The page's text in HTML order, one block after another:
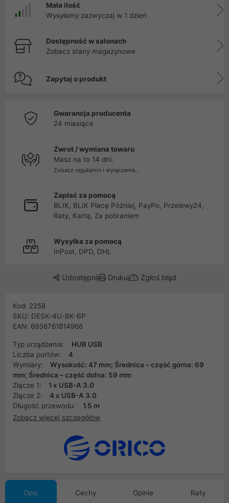
Mała ilość
Wysyłamy zazwyczaj w 1 dzień
Dostępność w salonach
Zobacz stany magazynowe
Zapytaj o produkt
Gwarancja producenta
24 miesiące
Zwrot / wymiana towaru
Masz na to 14 dni.
Zobacz regulamin i wyłączenia...
Zapłać za pomocą
BLIK, BLIK Płacę Później, PayPo, Przelewy24,
Raty, Kartą, Za pobraniem
Wysyłka za pomocą
InPost, DPD, DHL
Udostępnij Drukuj Zgłoś błąd
Kod: 2258
SKU: DESK-4U-BK-BP
EAN: 6936761814966
Typ urządzenia:
HUB USB
Liczba portów:
4
Wymiary:
Wysokość: 47 mm; Średnica – część górna: 69
mm; Średnica – część dolna: 59 mm
Złącze 1:
1 x USB-A 3.0
Złącze 2:
4 x USB-A 3.0
Długość przewodu:
1.5 m
Zobacz więcej szczegółów
Opis Cechy Opinie Raty